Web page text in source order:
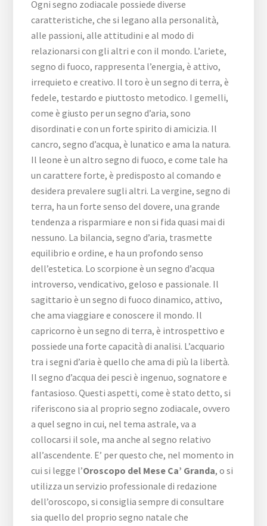
Ogni segno zodiacale possiede diverse
caratteristiche, che si legano alla personalità,
alle passioni, alle attitudini e al modo di
relazionarsi con gli altri e con il mondo. L’ariete,
segno di fuoco, rappresenta l’energia, è attivo,
irrequieto e creativo. Il toro è un segno di terra, è
fedele, testardo e piuttosto metodico. I gemelli,
come è giusto per un segno d’aria, sono
disordinati e con un forte spirito di amicizia. Il
cancro, segno d’acqua, è lunatico e ama la natura.
Il leone è un altro segno di fuoco, e come tale ha
un carattere forte, è predisposto al comando e
desidera prevalere sugli altri. La vergine, segno di
terra, ha un forte senso del dovere, una grande
tendenza a risparmiare e non si fida quasi mai di
nessuno. La bilancia, segno d’aria, trasmette
equilibrio e ordine, e ha un profondo senso
dell’estetica. Lo scorpione è un segno d’acqua
introverso, vendicativo, geloso e passionale. Il
sagittario è un segno di fuoco dinamico, attivo,
che ama viaggiare e conoscere il mondo. Il
capricorno è un segno di terra, è introspettivo e
possiede una forte capacità di analisi. L’acquario
tra i segni d’aria è quello che ama di più la libertà.
Il segno d’acqua dei pesci è ingenuo, sognatore e
fantasioso. Questi aspetti, come è stato detto, si
riferiscono sia al proprio segno zodiacale, ovvero
a quel segno in cui, nel tema astrale, va a
collocarsi il sole, ma anche al segno relativo
all’ascendente. E’ per questo che, nel momento in
cui si legge l’Oroscopo del Mese Ca’ Granda, o si
utilizza un servizio professionale di redazione
dell’oroscopo, si consiglia sempre di consultare
sia quello del proprio segno natale che